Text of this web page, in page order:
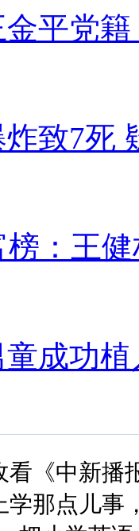
平党
致7死
榜：王
成功
中新播
学那点儿事